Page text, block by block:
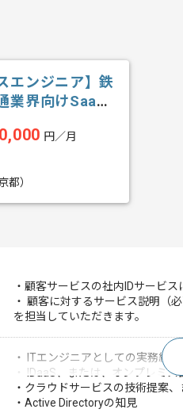
エンジニア】鉄
業界向けSaaS
円／月
都）
・顧客サービスの社内IDサービ
・ 顧客に対するサービス説明（
を担当していただきます。
・ ITエンジニアとしての実務経
・ IDaaS、または、オンプレミ
・クラウドサービスの技術提案
・Active Directoryの知見